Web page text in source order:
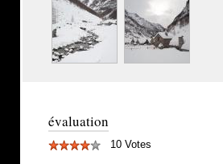
évaluation
10 Votes